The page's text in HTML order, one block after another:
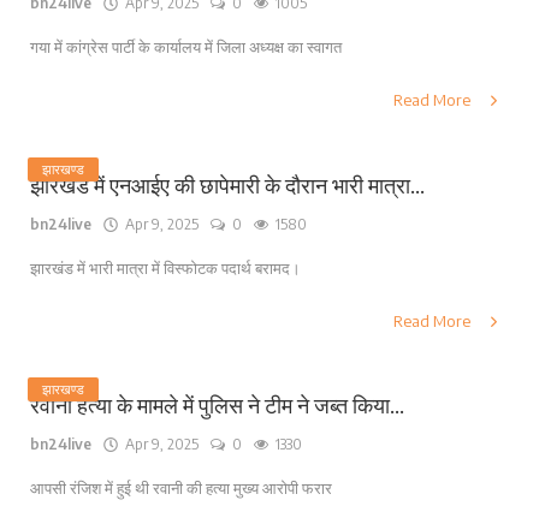
गया में कांग्रेस पार्टी के कार्यालय में जिला अध्यक्ष का स्वागत
Read More
झारखण्ड
झारखंड में एनआईए की छापेमारी के दौरान भारी मात्रा...
bn24live Apr 9, 2025 0 1580
झारखंड में भारी मात्रा में विस्फोटक पदार्थ बरामद।
Read More
झारखण्ड
रवानी हत्या के मामले में पुलिस ने टीम ने जब्त किया...
bn24live Apr 9, 2025 0 1330
आपसी रंजिश में हुई थी रवानी की हत्या मुख्य आरोपी फरार